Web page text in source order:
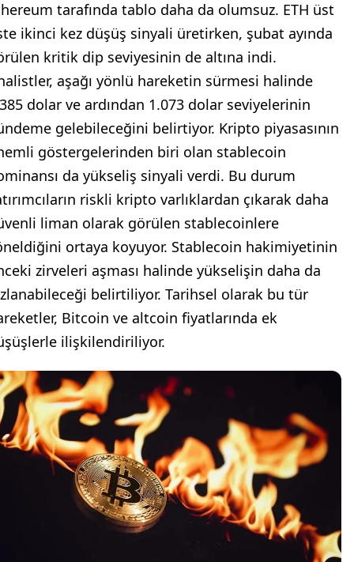
tarafında tablo daha da olumsuz. ETH üst
ikinci kez düşüş sinyali üretirken, şubat ayında
kritik dip seviyesinin de altına indi.
aşağı yönlü hareketin sürmesi halinde
dolar ve ardından 1.073 dolar seviyelerinin
gelebileceğini belirtiyor. Kripto piyasasının
göstergelerinden biri olan stablecoin
da yükseliş sinyali verdi. Bu durum
riskli kripto varlıklardan çıkarak daha
liman olarak görülen stablecoinlere
ortaya koyuyor. Stablecoin hakimiyetinin
zirveleri aşması halinde yükselişin daha da
belirtiliyor. Tarihsel olarak bu tür
Bitcoin ve altcoin fiyatlarında ek
ilişkilendiriliyor.